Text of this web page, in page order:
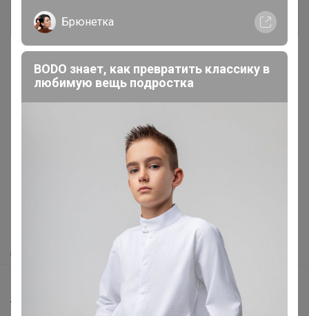
Как здесь все устроено?
Доставка
Торговые марки
Брюнетка
BODO знает, как превратить классику в
любимую вещь подростка